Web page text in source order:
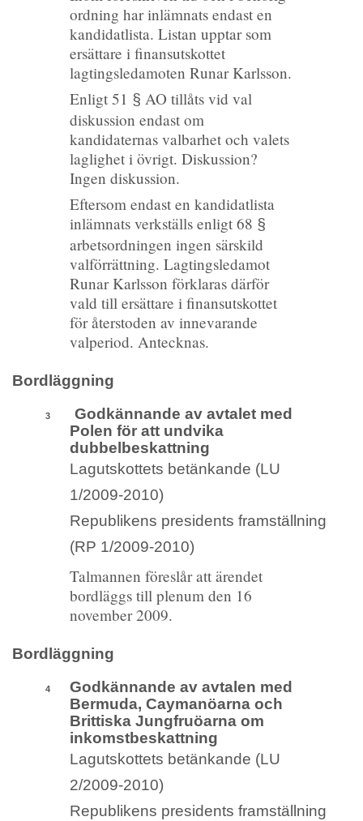
ordning har inlämnats endast en
kandidatlista. Listan upptar som
ersättare i finansutskottet
lagtingsledamoten Runar Karlsson.
Enligt 51 § AO tillåts vid val
diskussion endast om
kandidaternas valbarhet och valets
laglighet i övrigt. Diskussion?
Ingen diskussion.
Eftersom endast en kandidatlista
inlämnats verkställs enligt 68 §
arbetsordningen ingen särskild
valförrättning. Lagtingsledamot
Runar Karlsson förklaras därför
vald till ersättare i finansutskottet
för återstoden av innevarande
valperiod. Antecknas.
Bordläggning
3Godkännande av avtalet med
Polen för att undvika
dubbelbeskattning
Lagutskottets betänkande (LU
1/2009-2010)
Republikens presidents framställning
(RP 1/2009-2010)
Talmannen föreslår att ärendet
bordläggs till plenum den 16
november 2009.
Bordläggning
4 Godkännande av avtalen med
Bermuda, Caymanöarna och
Brittiska Jungfruöarna om
inkomstbeskattning
Lagutskottets betänkande (LU
2/2009-2010)
Republikens presidents framställning